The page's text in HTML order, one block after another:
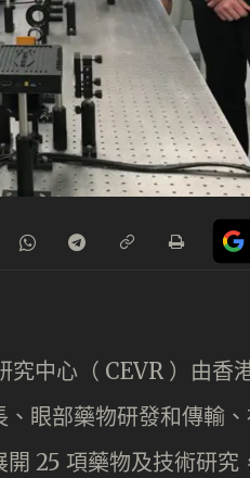
中心（ CEVR ）由香
眼部藥物研發和傳輸
25 項藥物及技術研究